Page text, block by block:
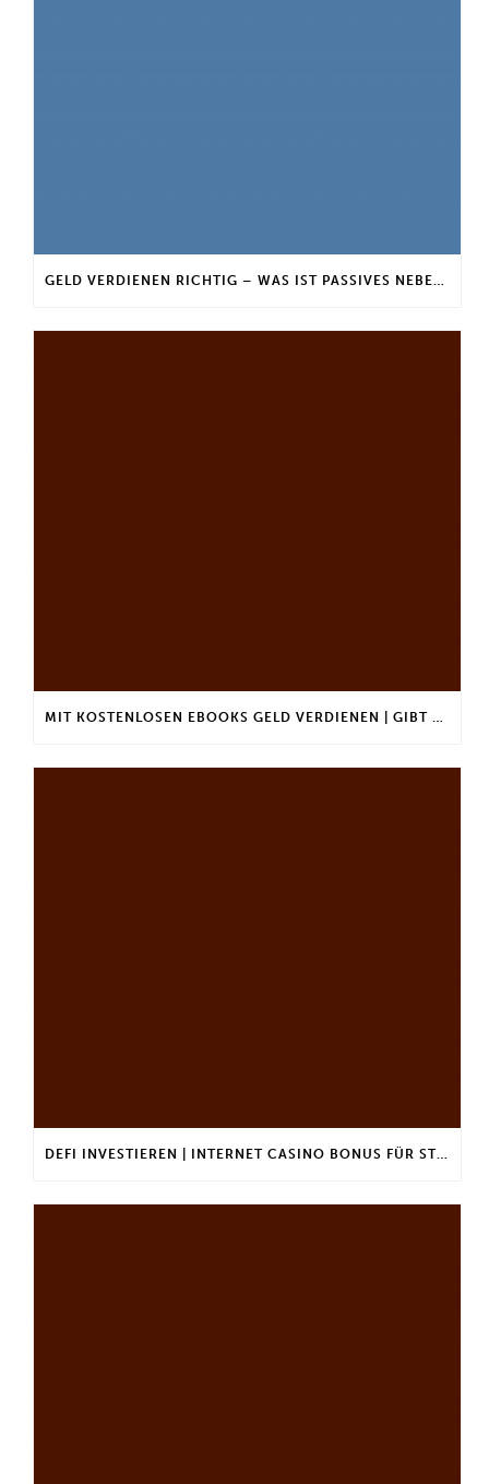
GELD VERDIENEN RICHTIG – WAS IST PASSIVES NEBENEINKOMMEN?
MIT KOSTENLOSEN EBOOKS GELD VERDIENEN | GIBT ES EINEN MAXIMALEN ANLAGEBETRAG?